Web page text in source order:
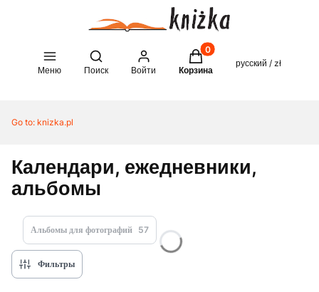
Меню
Open search engine
Поиск Войти
Товары в корзине: 0.
Корзина
русский / zł
Go to: knizka.pl
Календари, ежедневники,
альбомы
Альбомы для фотографий 57
Фильтры